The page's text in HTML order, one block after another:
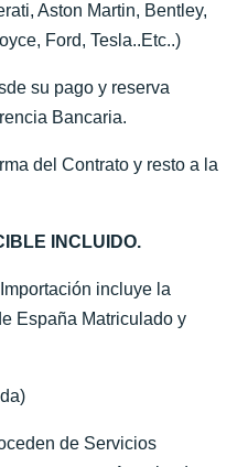
Aston Martin, Bentley,
Ford, Tesla..Etc..)
su pago y reserva
Bancaria.
del Contrato y resto a la
INCLUIDO.
incluye la
España Matriculado y
de Servicios